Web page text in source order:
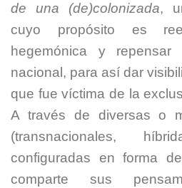
de una (de)colonizada,
cuyo propósito es
hegemónica y repensar
nacional, para así dar
que fue víctima de la
A través de diversas o
(transnacionales,
configuradas en forma
comparte sus